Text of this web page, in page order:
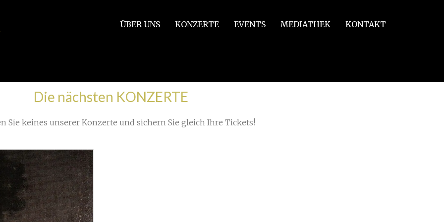
ÜBER UNS KONZERTE EVENTS MEDIATHEK KONTAKT
Die nächsten KONZERTE
Sie keines unserer Konzerte und sichern Sie gleich Ihre Tickets!